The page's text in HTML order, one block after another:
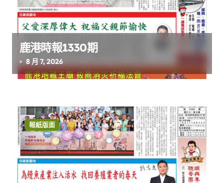
鹿港時報1330期
8 月 7, 2026
報紙版面